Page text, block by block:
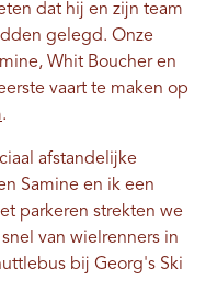
dat hij en zijn team
gelegd. Onze
Whit Boucher en
vaart te maken op
.
afstandelijke
Samine en ik een
parkeren strekten we
van wielrenners in
bij Georg's Ski